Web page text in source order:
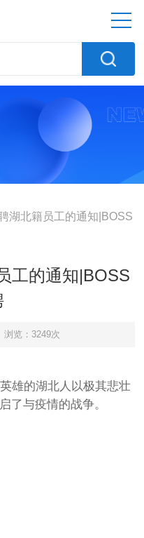
湖北籍员工的通知|BOSS
工的通知|BOSS
浏览：3249次
雄的湖北人以极其悲壮
了与疫情的战争。